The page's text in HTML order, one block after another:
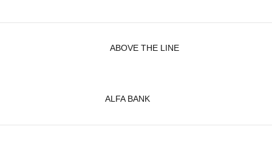
ABOVE THE LINE
ALFA BANK